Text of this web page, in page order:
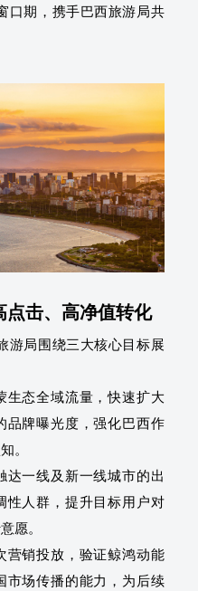
口期，携手巴西旅游局共
击、高净值转化
游局围绕三大核心目标展
生态全域流量，快速扩大
品牌曝光度，强化巴西作
。
达一线及新一线城市的出
性人群，提升目标用户对
愿。
营销投放，验证鲸鸿动能
市场传播的能力，为后续